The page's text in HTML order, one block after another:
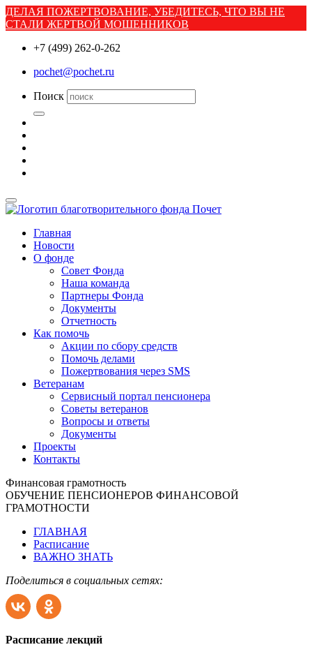
ДЕЛАЯ ПОЖЕРТВОВАНИЕ, УБЕДИТЕСЬ, ЧТО ВЫ НЕ
СТАЛИ ЖЕРТВОЙ МОШЕННИКОВ
+7 (499) 262-0-262
pochet@pochet.ru
Поиск
Главная
Новости
О фонде
Совет Фонда
Наша команда
Партнеры Фонда
Документы
Отчетность
Как помочь
Акции по сбору средств
Помочь делами
Пожертвования через SMS
Ветеранам
Сервисный портал пенсионера
Советы ветеранов
Вопросы и ответы
Документы
Проекты
Контакты
Финансовая грамотность
ОБУЧЕНИЕ ПЕНСИОНЕРОВ ФИНАНСОВОЙ
ГРАМОТНОСТИ
ГЛАВНАЯ
Расписание
ВАЖНО ЗНАТЬ
Поделиться в социальных сетях:
Расписание лекций